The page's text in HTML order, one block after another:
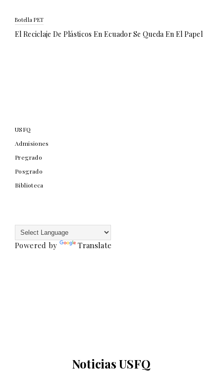
Botella PET
El Reciclaje De Plásticos En Ecuador Se Queda En El Papel
USFQ
Admisiones
Pregrado
Posgrado
Biblioteca
Powered by Translate
Noticias USFQ